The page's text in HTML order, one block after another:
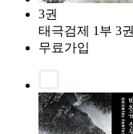
3권
태극검제 1부 3권
무료가입